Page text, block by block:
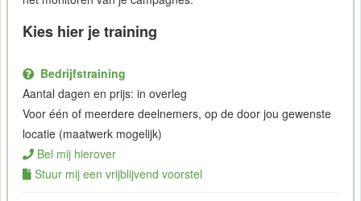
Kies hier je training
Bedrijfstraining
Aantal dagen en prijs: in overleg
Voor één of meerdere deelnemers, op de door jou gewenste
locatie (maatwerk mogelijk)
Bel mij hierover
Stuur mij een vrijblijvend voorstel